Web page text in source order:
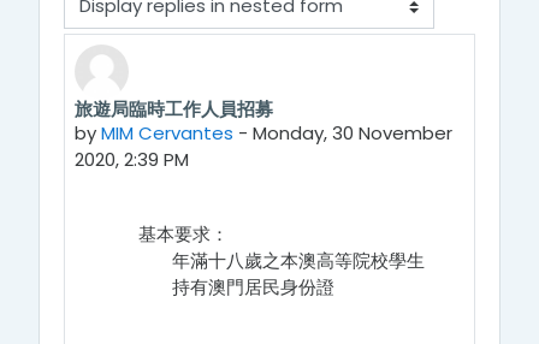
Display mode
旅遊局臨時工作人員招募
byMIM Cervantes - Monday, 30 November
2020, 2:39 PM
Number of replies: 0
基本要求：
年滿十八歲之本澳高等院校學生
持有澳門居民身份證